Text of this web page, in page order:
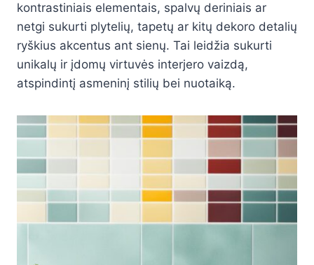
kontrastiniais elementais, spalvų deriniais ar
netgi sukurti plytelių, tapetų ar kitų dekoro detalių
ryškius akcentus ant sienų. Tai leidžia sukurti
unikalų ir įdomų virtuvės interjero vaizdą,
atspindintį asmeninį stilių bei nuotaiką.